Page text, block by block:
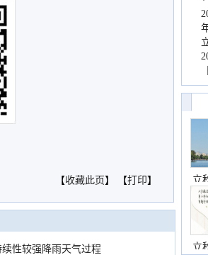
【收藏此页 】 【打印】
性较强降雨天气过程
立
立